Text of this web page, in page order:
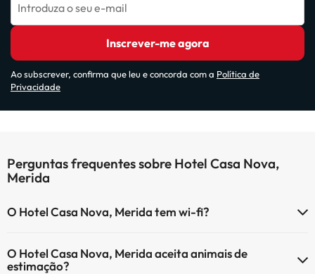
Introduza o seu e-mail
Inscrever-me agora
Ao subscrever, confirma que leu e concorda com a Política de
Privacidade
Perguntas frequentes sobre Hotel Casa Nova,
Merida
O Hotel Casa Nova, Merida tem wi-fi?
O Hotel Casa Nova, Merida aceita animais de
estimação?